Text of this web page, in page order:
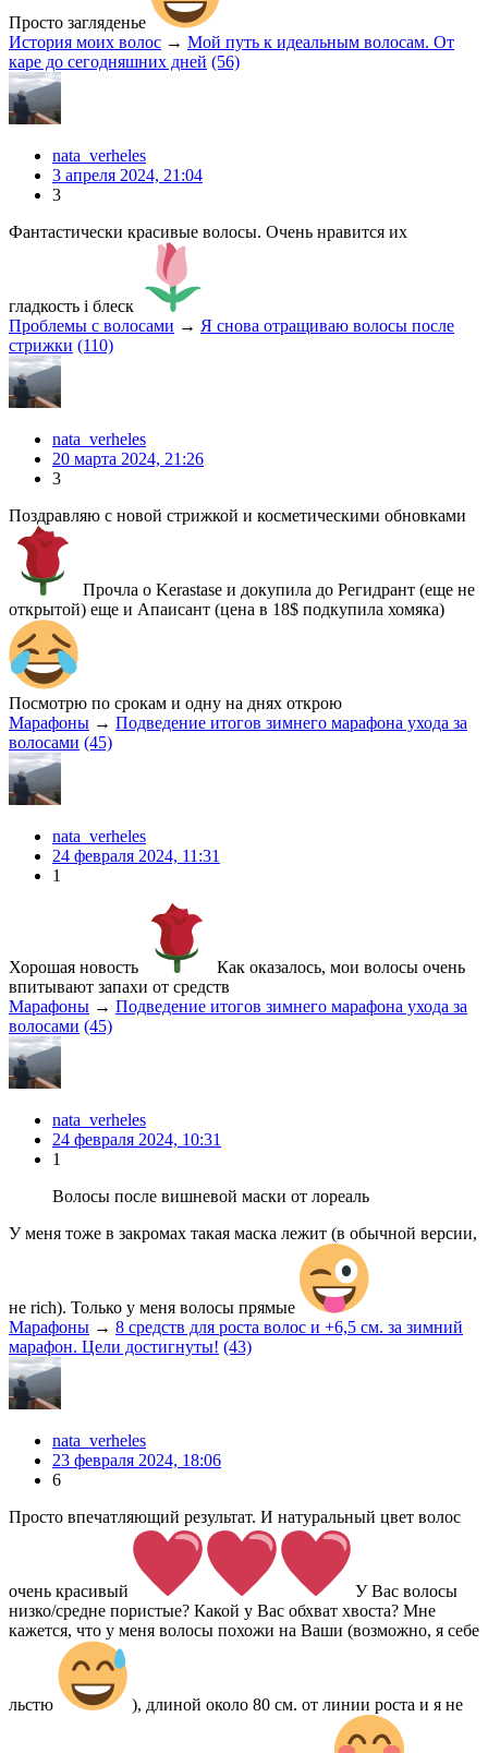
Просто загляденье
История моих волос → Мой путь к идеальным волосам. От
каре до сегодняшних дней (56)
nata_verheles
3 апреля 2024, 21:04
3
Фантастически красивые волосы. Очень нравится их
гладкость і блеск
Проблемы с волосами → Я снова отращиваю волосы после
стрижки (110)
nata_verheles
20 марта 2024, 21:26
3
Поздравляю с новой стрижкой и косметическими обновками
Прочла о Kerastase и докупила до Регидрант (еще не
открытой) еще и Апаисант (цена в 18$ подкупила хомяка)
Посмотрю по срокам и одну на днях открою
Марафоны → Подведение итогов зимнего марафона ухода за
волосами (45)
nata_verheles
24 февраля 2024, 11:31
1
Хорошая новость
Как оказалось, мои волосы очень
впитывают запахи от средств
Марафоны → Подведение итогов зимнего марафона ухода за
волосами (45)
nata_verheles
24 февраля 2024, 10:31
1
Волосы после вишневой маски от лореаль
У меня тоже в закромах такая маска лежит (в обычной версии,
не rich). Только у меня волосы прямые
Марафоны → 8 средств для роста волос и +6,5 см. за зимний
марафон. Цели достигнуты! (43)
nata_verheles
23 февраля 2024, 18:06
6
Просто впечатляющий результат. И натуральный цвет волос
очень красивый
У Вас волосы
низко/средне пористые? Какой у Вас обхват хвоста? Мне
кажется, что у меня волосы похожи на Ваши (возможно, я себе
льстю ), длиной около 80 см. от линии роста и я не